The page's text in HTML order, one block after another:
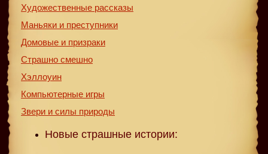
Художественные рассказы
Маньяки и преступники
Домовые и призраки
Страшно смешно
Хэллоуин
Компьютерные игры
Звери и силы природы
Новые страшные истории: